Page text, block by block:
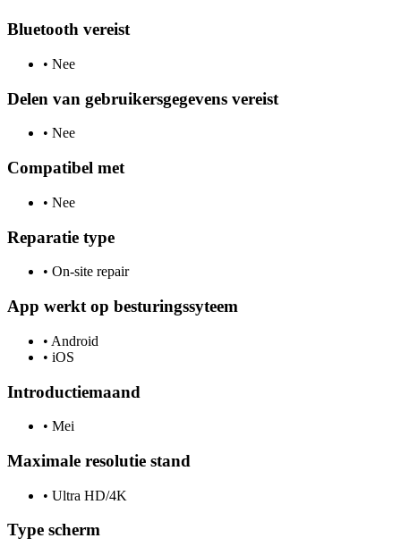
Bluetooth vereist
• Nee
Delen van gebruikersgegevens vereist
• Nee
Compatibel met
• Nee
Reparatie type
• On-site repair
App werkt op besturingssyteem
• Android
• iOS
Introductiemaand
• Mei
Maximale resolutie stand
• Ultra HD/4K
Type scherm